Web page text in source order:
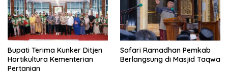
Bupati Terima Kunker Ditjen
Hortikultura Kementerian
Pertanian
Safari Ramadhan Pemkab
Berlangsung di Masjid Taqwa